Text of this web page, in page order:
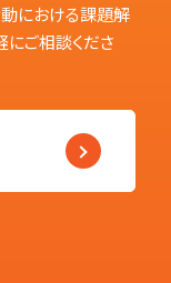
における課題解
にご相談くださ